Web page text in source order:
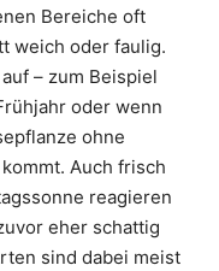
Bereiche oft
weich oder faulig.
– zum Beispiel
oder wenn
ohne
Auch frisch
reagieren
eher schattig
sind dabei meist